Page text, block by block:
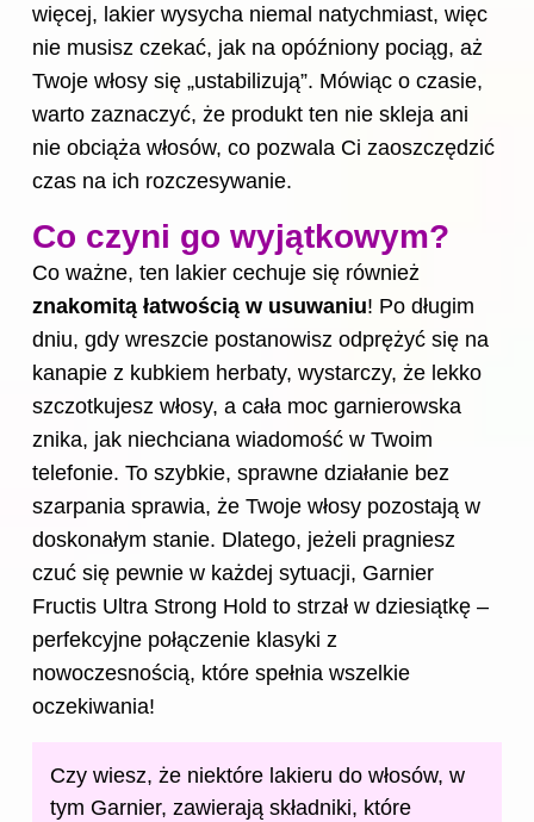
więcej, lakier wysycha niemal natychmiast, więc
nie musisz czekać, jak na opóźniony pociąg, aż
Twoje włosy się „ustabilizują”. Mówiąc o czasie,
warto zaznaczyć, że produkt ten nie skleja ani
nie obciąża włosów, co pozwala Ci zaoszczędzić
czas na ich rozczesywanie.
Co czyni go wyjątkowym?
Co ważne, ten lakier cechuje się również
znakomitą łatwością w usuwaniu! Po długim
dniu, gdy wreszcie postanowisz odprężyć się na
kanapie z kubkiem herbaty, wystarczy, że lekko
szczotkujesz włosy, a cała moc garnierowska
znika, jak niechciana wiadomość w Twoim
telefonie. To szybkie, sprawne działanie bez
szarpania sprawia, że Twoje włosy pozostają w
doskonałym stanie. Dlatego, jeżeli pragniesz
czuć się pewnie w każdej sytuacji, Garnier
Fructis Ultra Strong Hold to strzał w dziesiątkę –
perfekcyjne połączenie klasyki z
nowoczesnością, które spełnia wszelkie
oczekiwania!
Czy wiesz, że niektóre lakieru do włosów, w
tym Garnier, zawierają składniki, które